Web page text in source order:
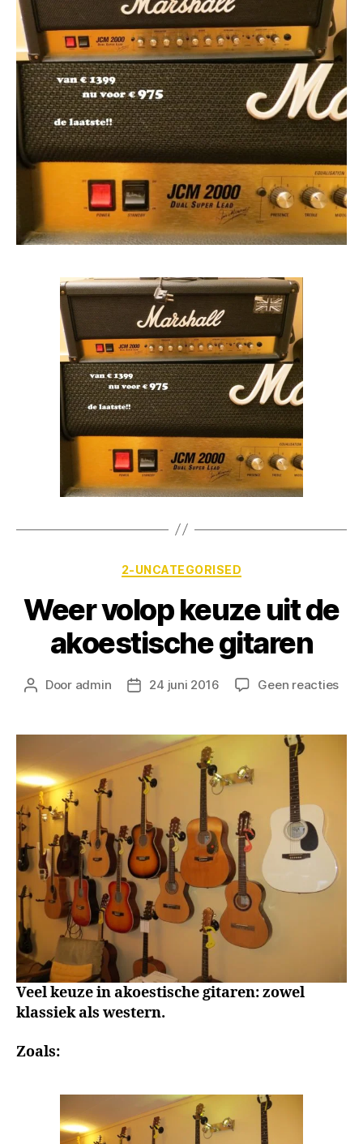
2-UNCATEGORISED
Weer volop keuze uit de
akoestische gitaren
Door admin 24 juni 2016 Geen reacties
Veel keuze in akoestische gitaren: zowel
klassiek als western.
Zoals: